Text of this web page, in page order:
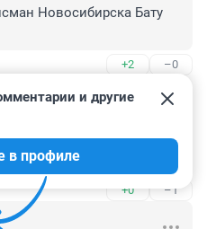
Новосибирска Бату
+2 –0
за то что бананы
+0 –1
и другие
в профиле